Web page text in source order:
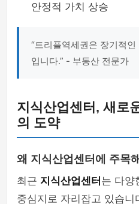
안정적 가치 상승
“트리플역세권은 장기적
입니다.” - 부동산 전문가
지식산업센터, 새로
의 도약
왜 지식산업센터에 주목
최근 지식산업센터 는 다양
중심지로 자리잡고 있습